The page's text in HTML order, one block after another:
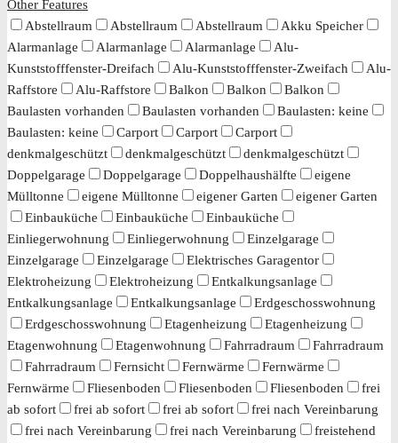
Other Features
Abstellraum
Abstellraum Abstellraum
Akku Speicher
Alarmanlage
Alarmanlage Alarmanlage
Alu-
Kunststofffenster-Dreifach
Alu-Kunststofffenster-Zweifach
Alu-
Raffstore
Alu-Raffstore Balkon Balkon
Balkon
Baulasten vorhanden
Baulasten vorhanden
Baulasten: keine
Baulasten: keine
Carport Carport
Carport
denkmalgeschützt
denkmalgeschützt
denkmalgeschützt
Doppelgarage
Doppelgarage Doppelhaushälfte
eigene
Mülltonne
eigene Mülltonne eigener Garten
eigener Garten
Einbauküche
Einbauküche
Einbauküche
Einliegerwohnung
Einliegerwohnung
Einzelgarage
Einzelgarage
Einzelgarage
Elektrisches Garagentor
Elektroheizung
Elektroheizung
Entkalkungsanlage
Entkalkungsanlage
Entkalkungsanlage
Erdgeschosswohnung
Erdgeschosswohnung
Etagenheizung
Etagenheizung
Etagenwohnung
Etagenwohnung Fahrradraum
Fahrradraum
Fahrradraum
Fernsicht Fernwärme
Fernwärme
Fernwärme
Fliesenboden Fliesenboden Fliesenboden
frei
ab sofort
frei ab sofort frei ab sofort
frei nach Vereinbarung
frei nach Vereinbarung
frei nach Vereinbarung
freistehend